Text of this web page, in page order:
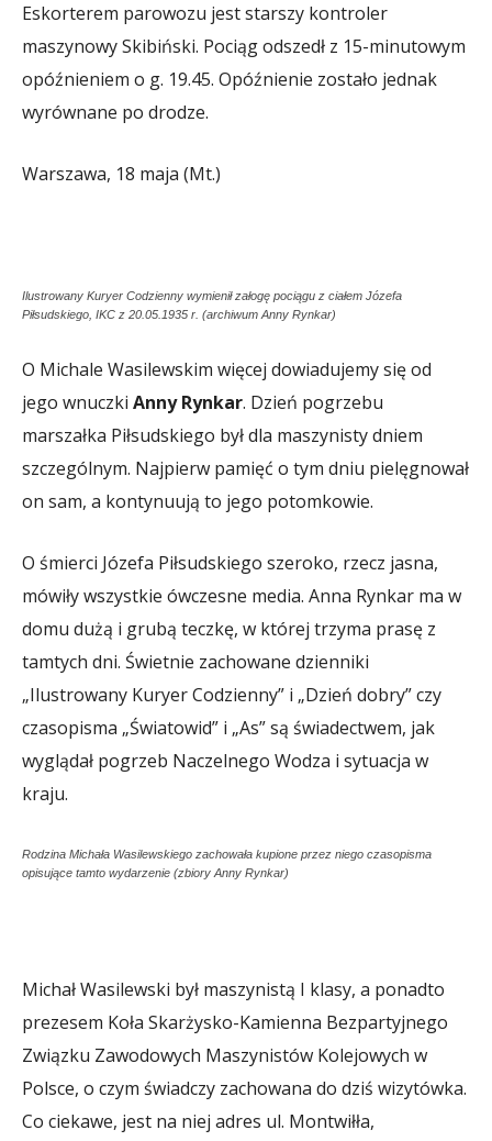
Eskorterem parowozu jest starszy kontroler
maszynowy Skibiński. Pociąg odszedł z 15-minutowym
opóźnieniem o g. 19.45. Opóźnienie zostało jednak
wyrównane po drodze.
Warszawa, 18 maja (Mt.)
Ilustrowany Kuryer Codzienny wymienił załogę pociągu z ciałem Józefa
Piłsudskiego, IKC z 20.05.1935 r. (archiwum Anny Rynkar)
O Michale Wasilewskim więcej dowiadujemy się od
jego wnuczki Anny Rynkar. Dzień pogrzebu
marszałka Piłsudskiego był dla maszynisty dniem
szczególnym. Najpierw pamięć o tym dniu pielęgnował
on sam, a kontynuują to jego potomkowie.
O śmierci Józefa Piłsudskiego szeroko, rzecz jasna,
mówiły wszystkie ówczesne media. Anna Rynkar ma w
domu dużą i grubą teczkę, w której trzyma prasę z
tamtych dni. Świetnie zachowane dzienniki
„Ilustrowany Kuryer Codzienny” i „Dzień dobry” czy
czasopisma „Światowid” i „As” są świadectwem, jak
wyglądał pogrzeb Naczelnego Wodza i sytuacja w
kraju.
Rodzina Michała Wasilewskiego zachowała kupione przez niego czasopisma
opisujące tamto wydarzenie (zbiory Anny Rynkar)
Michał Wasilewski był maszynistą I klasy, a ponadto
prezesem Koła Skarżysko-Kamienna Bezpartyjnego
Związku Zawodowych Maszynistów Kolejowych w
Polsce, o czym świadczy zachowana do dziś wizytówka.
Co ciekawe, jest na niej adres ul. Montwiłła,